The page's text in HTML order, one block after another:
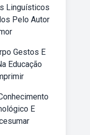
Linguísticos
Pelo Autor
Gestos E
Educação
E